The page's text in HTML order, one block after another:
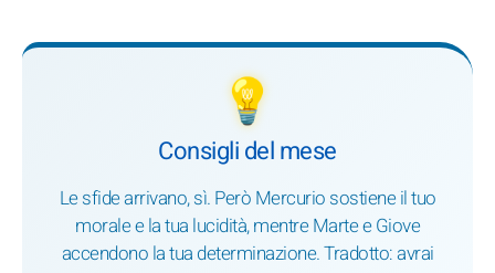
💡
Consigli del mese
Le sfide arrivano, sì. Però Mercurio sostiene il tuo
morale e la tua lucidità, mentre Marte e Giove
accendono la tua determinazione. Tradotto: avrai